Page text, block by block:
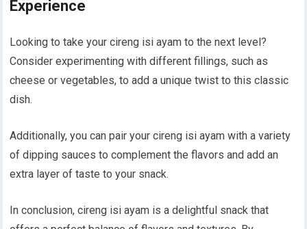
Experience
Looking to take your cireng isi ayam to the next level?
Consider experimenting with different fillings, such as
cheese or vegetables, to add a unique twist to this classic
dish.
Additionally, you can pair your cireng isi ayam with a variety
of dipping sauces to complement the flavors and add an
extra layer of taste to your snack.
In conclusion, cireng isi ayam is a delightful snack that